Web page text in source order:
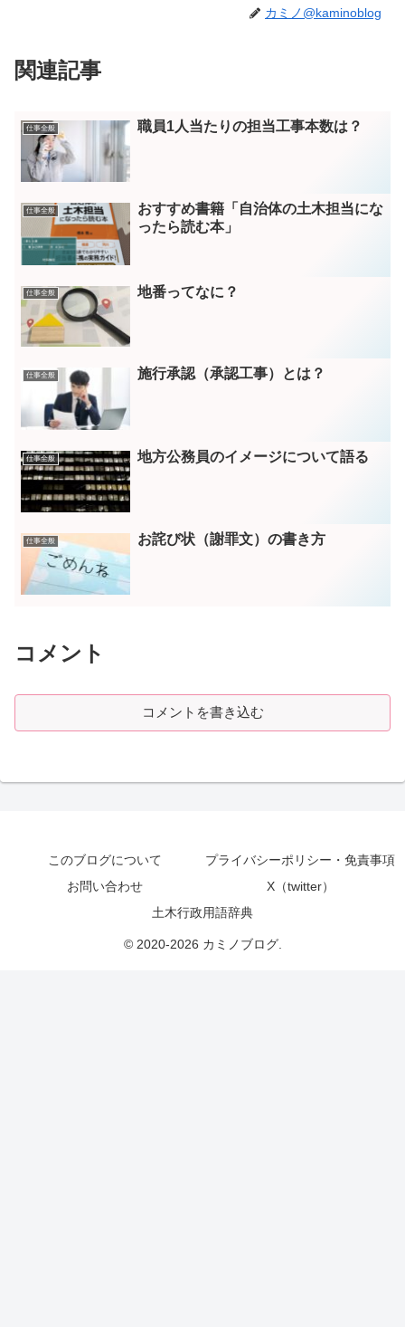
カミノ@kaminoblog
関連記事
仕事全般 職員1人当たりの担当工事本数は？
仕事全般
おすすめ書籍「自治体の土木担当にな
ったら読む本」
仕事全般 地番ってなに？
仕事全般 施行承認（承認工事）とは？
仕事全般 地方公務員のイメージについて語る
仕事全般 お詫び状（謝罪文）の書き方
コメント
コメントを書き込む
このブログについて
プライバシーポリシー・免責事項
お問い合わせ
X（twitter）
土木行政用語辞典
© 2020-2026 カミノブログ.